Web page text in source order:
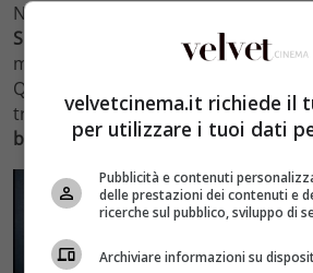
Nei fumetti
Spiderman
, i due, per motivi che
molteplici storie, non possono che
Questo legame sembra stato
tremendamente forte nei film,tanto
barriere imposte dalle differenti
velvetcinema.it richiede il
per utilizzare i tuoi dati
Pubblicità e contenuti
delle prestazioni dei contenuti e
ricerche sul pubblico, sviluppo di
Archiviare informazioni su